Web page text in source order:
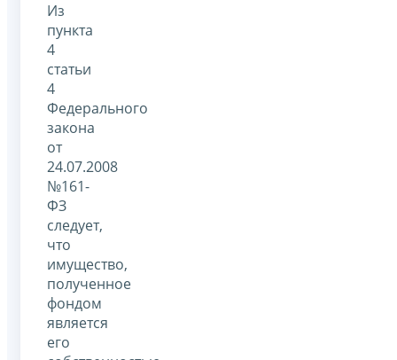
Из
пункта
4
статьи
4
Федерального
закона
от
24.07.2008
№161-
ФЗ
следует,
что
имущество,
полученное
фондом
является
его